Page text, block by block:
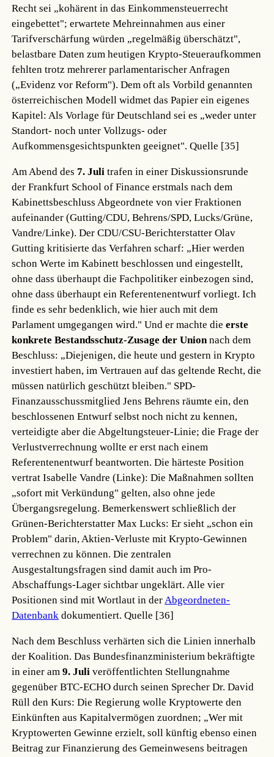
Recht sei „kohärent in das Einkommensteuerrecht
eingebettet"; erwartete Mehreinnahmen aus einer
Tarifverschärfung würden „regelmäßig überschätzt",
belastbare Daten zum heutigen Krypto-Steueraufkommen
fehlten trotz mehrerer parlamentarischer Anfragen
(„Evidenz vor Reform"). Dem oft als Vorbild genannten
österreichischen Modell widmet das Papier ein eigenes
Kapitel: Als Vorlage für Deutschland sei es „weder unter
Standort- noch unter Vollzugs- oder
Aufkommensgesichtspunkten geeignet".Quelle [35]
Am Abend des 7. Juli trafen in einer Diskussionsrunde
der Frankfurt School of Finance erstmals nach dem
Kabinettsbeschluss Abgeordnete von vier Fraktionen
aufeinander (Gutting/CDU, Behrens/SPD, Lucks/Grüne,
Vandre/Linke). Der CDU/CSU-Berichterstatter Olav
Gutting kritisierte das Verfahren scharf: „Hier werden
schon Werte im Kabinett beschlossen und eingestellt,
ohne dass überhaupt die Fachpolitiker einbezogen sind,
ohne dass überhaupt ein Referentenentwurf vorliegt. Ich
finde es sehr bedenklich, wie hier auch mit dem
Parlament umgegangen wird." Und er machte dieerste
konkrete Bestandsschutz-Zusage der Unionnach dem
Beschluss: „Diejenigen, die heute und gestern in Krypto
investiert haben, im Vertrauen auf das geltende Recht, die
müssen natürlich geschützt bleiben." SPD-
Finanzausschussmitglied Jens Behrens räumte ein, den
beschlossenen Entwurf selbst noch nicht zu kennen,
verteidigte aber die Abgeltungsteuer-Linie; die Frage der
Verlustverrechnung wollte er erst nach einem
Referentenentwurf beantworten. Die härteste Position
vertrat Isabelle Vandre (Linke): Die Maßnahmen sollten
„sofort mit Verkündung" gelten, also ohne jede
Übergangsregelung. Bemerkenswert schließlich der
Grünen-Berichterstatter Max Lucks: Er sieht „schon ein
Problem" darin, Aktien-Verluste mit Krypto-Gewinnen
verrechnen zu können. Die zentralen
Ausgestaltungsfragen sind damit auch im Pro-
Abschaffungs-Lager sichtbar ungeklärt. Alle vier
Positionen sind mit Wortlaut in derAbgeordneten-
Datenbank dokumentiert.Quelle [36]
Nach dem Beschluss verhärten sich die Linien innerhalb
der Koalition. Das Bundesfinanzministerium bekräftigte
in einer am9. Juli veröffentlichten Stellungnahme
gegenüber BTC-ECHO durch seinen Sprecher Dr. David
Rüll den Kurs: Die Regierung wolle Kryptowerte den
Einkünften aus Kapitalvermögen zuordnen; „Wer mit
Kryptowerten Gewinne erzielt, soll künftig ebenso einen
Beitrag zur Finanzierung des Gemeinwesens beitragen